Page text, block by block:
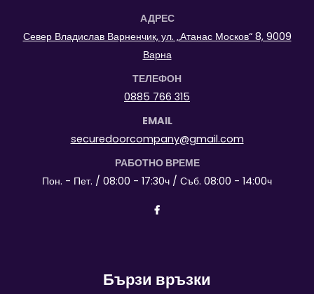
АДРЕС
Север Владислав Варненчик, ул. „Атанас Москов“ 8, 9009
Варна
ТЕЛЕФОН
0885 766 315
EMAIL
securedoorcompany@gmail.com
РАБОТНО ВРЕМЕ
Пон. - Пет. / 08:00 - 17:30ч / Съб. 08:00 - 14:00ч
Бързи връзки